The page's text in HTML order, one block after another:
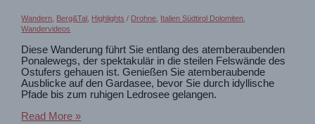
Wandern Berg&Tal Highlights / Drohne Italien Südtirol Dolomiten
Wandervideos
Diese Wanderung führt Sie entlang des atemberaubenden
Ponalewegs, der spektakulär in die steilen Felswände des
Ostufers gehauen ist. Genießen Sie atemberaubende
Ausblicke auf den Gardasee, bevor Sie durch idyllische
Pfade bis zum ruhigen Ledrosee gelangen.
Spektakuläre
Read More »